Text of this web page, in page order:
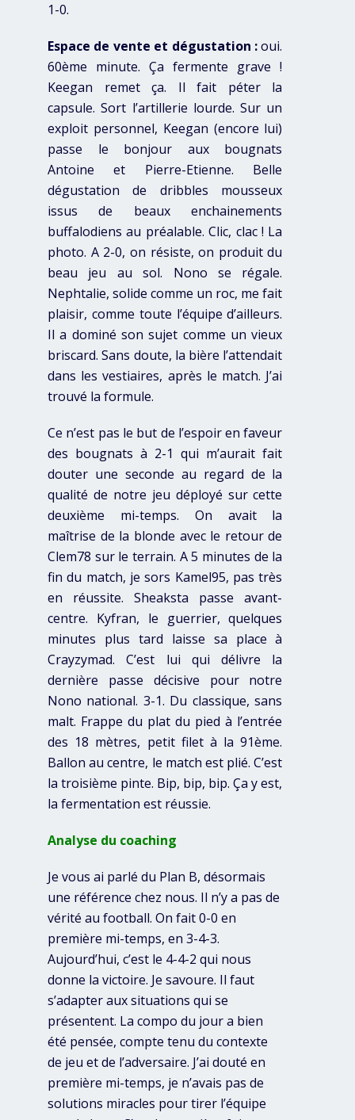
1-0.
Espace de vente et dégustation :oui.
60ème minute. Ça fermente grave !
Keegan remet ça. Il fait péter la
capsule. Sort l’artillerie lourde. Sur un
exploit personnel, Keegan (encore lui)
passe le bonjour aux bougnats
Antoine et Pierre-Etienne. Belle
dégustation de dribbles mousseux
issus de beaux enchainements
buffalodiens au préalable. Clic, clac ! La
photo. A 2-0, on résiste, on produit du
beau jeu au sol. Nono se régale.
Nephtalie, solide comme un roc, me fait
plaisir, comme toute l’équipe d’ailleurs.
Il a dominé son sujet comme un vieux
briscard. Sans doute, la bière l’attendait
dans les vestiaires, après le match. J’ai
trouvé la formule.
Ce n’est pas le but de l’espoir en faveur
des bougnats à 2-1 qui m’aurait fait
douter une seconde au regard de la
qualité de notre jeu déployé sur cette
deuxième mi-temps. On avait la
maîtrise de la blonde avec le retour de
Clem78 sur le terrain. A 5 minutes de la
fin du match, je sors Kamel95, pas très
en réussite. Sheaksta passe avant-
centre. Kyfran, le guerrier, quelques
minutes plus tard laisse sa place à
Crayzymad. C’est lui qui délivre la
dernière passe décisive pour notre
Nono national. 3-1. Du classique, sans
malt. Frappe du plat du pied à l’entrée
des 18 mètres, petit filet à la 91ème.
Ballon au centre, le match est plié. C’est
la troisième pinte. Bip, bip, bip. Ça y est,
la fermentation est réussie.
Analyse du coaching
Je vous ai parlé du Plan B, désormais
une référence chez nous. Il n’y a pas de
vérité au football. On fait 0-0 en
première mi-temps, en 3-4-3.
Aujourd’hui, c’est le 4-4-2 qui nous
donne la victoire. Je savoure. Il faut
s’adapter aux situations qui se
présentent. La compo du jour a bien
été pensée, compte tenu du contexte
de jeu et de l’adversaire. J’ai douté en
première mi-temps, je n’avais pas de
solutions miracles pour tirer l’équipe